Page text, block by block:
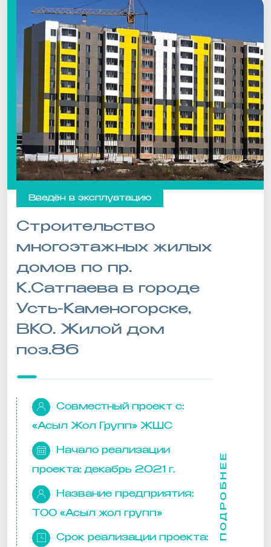
Введён в эксплуатацию
Строительство
многоэтажных жилых
домов по пр.
К.Сатпаева в городе
Усть-Каменогорске,
ВКО. Жилой дом
поз.86
Совместный проект с:
«Асыл Жол Групп» ЖШС
Начало реализации
проекта: декабрь 2021 г.
Название предприятия:
ТОО «Асыл жол групп»
Срок реализации проекта: ПОДРОБНЕЕ